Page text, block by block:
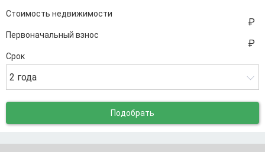
Стоимость недвижимости
Первоначальный взнос
Срок
2 года
Подобрать